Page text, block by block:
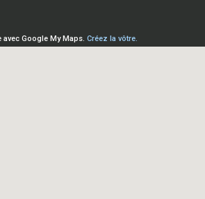
avec Google My Maps. Créez la vôtre.